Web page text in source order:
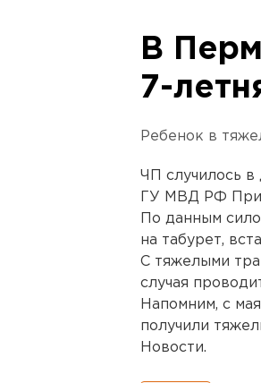
В
7-
Ребенок в
ЧП случилось
ГУ МВД РФ
По данным
на табурет,
С тяжелыми
случая
Напомним, с
получили
Новости.